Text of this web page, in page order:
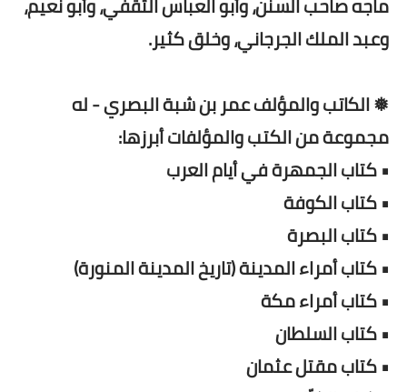
وعبد الملك الجرجاني، وخلق كثير.
❅ الكاتب والمؤلف عمر بن شبة البصري - له
مجموعة من الكتب والمؤلفات أبرزها:
• كتاب الجمهرة في أيام العرب
• كتاب الكوفة
• كتاب البصرة
• كتاب أمراء المدينة (تاريخ المدينة المنورة)
• كتاب أمراء مكة
• كتاب السلطان
• كتاب مقتل عثمان